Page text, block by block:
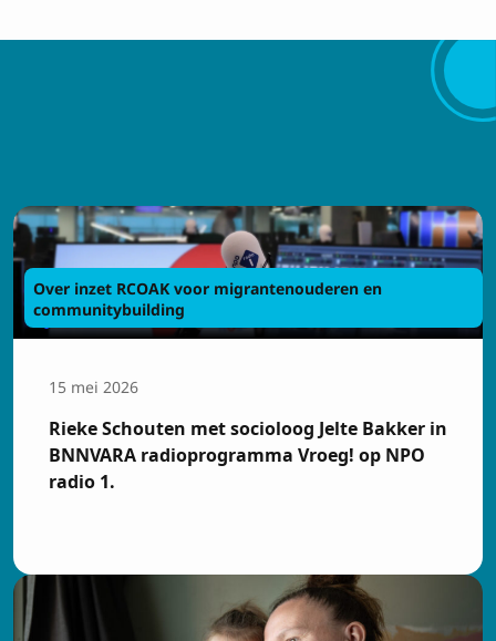
Over inzet RCOAK voor migrantenouderen en
communitybuilding
15 mei 2026
Rieke Schouten met socioloog Jelte Bakker in
BNNVARA radioprogramma Vroeg! op NPO
radio 1.